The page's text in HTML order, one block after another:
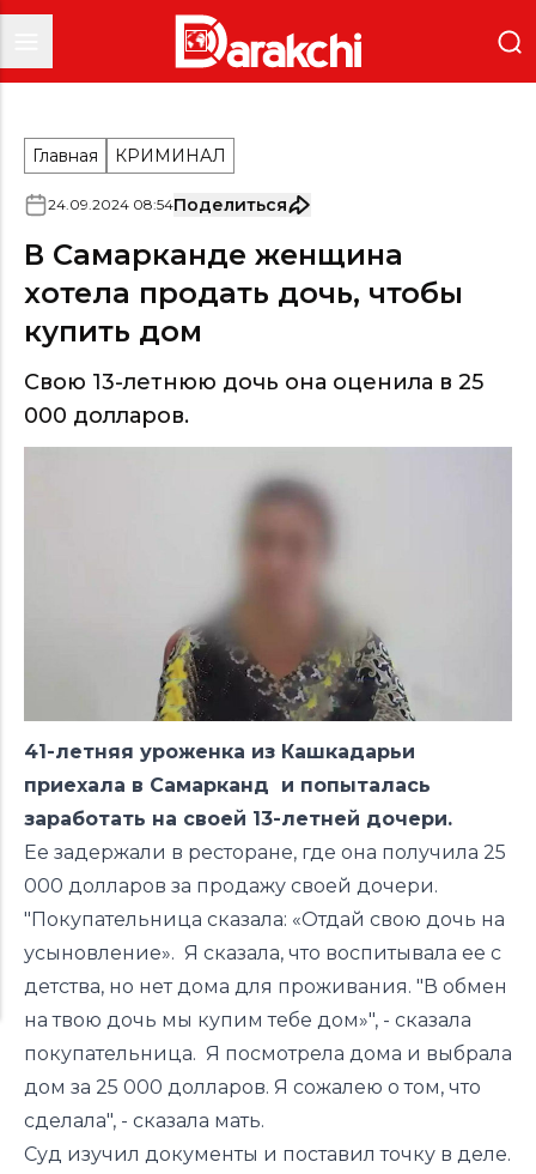
Главная КРИМИНАЛ
24.09.2024 08:54Поделиться
В Самарканде женщина
хотела продать дочь, чтобы
купить дом
Свою 13-летнюю дочь она оценила в 25
000 долларов.
41-летняя уроженка из Кашкадарьи
приехала в Самарканд и попыталась
заработать на своей 13-летней дочери.
Ее задержали в ресторане, где она получила 25
000 долларов за продажу своей дочери.
"Покупательница сказала: «Отдай свою дочь на
усыновление». Я сказала, что воспитывала ее с
детства, но нет дома для проживания. "В обмен
на твою дочь мы купим тебе дом»", - сказала
покупательница. Я посмотрела дома и выбрала
дом за 25 000 долларов. Я сожалею о том, что
сделала", - сказала мать.
Суд изучил документы и поставил точку в деле.